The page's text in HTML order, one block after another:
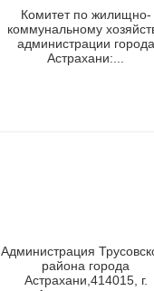
Комитет по жилищно-
коммунальному
администрации города
Астрахани:...
Администрация
района города
Астрахани,414015, г.